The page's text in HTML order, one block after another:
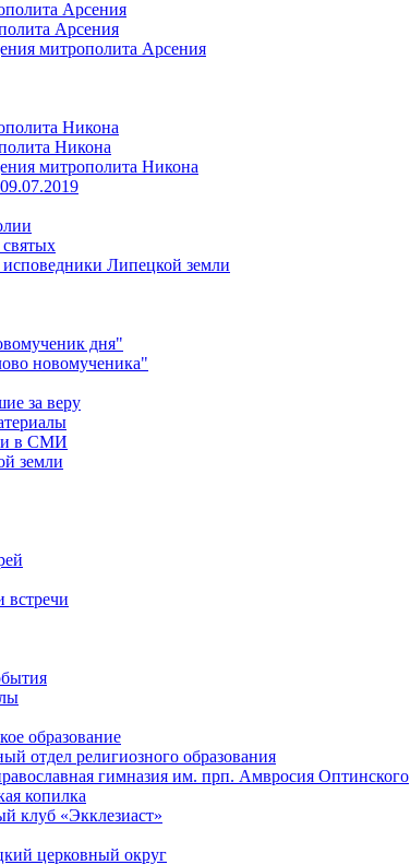
Арсения
Арсения
митрополита Арсения
Никона
Никона
митрополита Никона
Липецкой земли
дня"
новомученика"
за веру
в СМИ
земли
встречи
образование
отдел религиозного образования
гимназия им. прп. Амвросия Оптинского
копилка
клуб «Экклезиаст»
церковный округ